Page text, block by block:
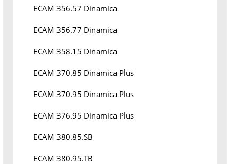
ECAM 356.57 Dinamica
ECAM 356.77 Dinamica
ECAM 358.15 Dinamica
ECAM 370.85 Dinamica Plus
ECAM 370.95 Dinamica Plus
ECAM 376.95 Dinamica Plus
ECAM 380.85.SB
ECAM 380.95.TB